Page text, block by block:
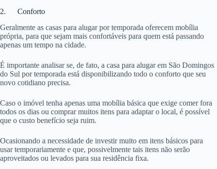
2. Conforto
Geralmente as casas para alugar por temporada oferecem mobília
própria, para que sejam mais confortáveis para quem está passando
apenas um tempo na cidade.
É importante analisar se, de fato, a casa para alugar em São Domingos
do Sul por temporada está disponibilizando todo o conforto que seu
novo cotidiano precisa.
Caso o imóvel tenha apenas uma mobília básica que exige comer fora
todos os dias ou comprar muitos itens para adaptar o local, é possível
que o custo benefício seja ruim.
Ocasionando a necessidade de investir muito em itens básicos para
usar temporariamente e que, possivelmente tais itens não serão
aproveitados ou levados para sua residência fixa.